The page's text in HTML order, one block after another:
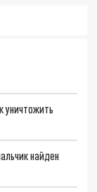
уничтожить
найден